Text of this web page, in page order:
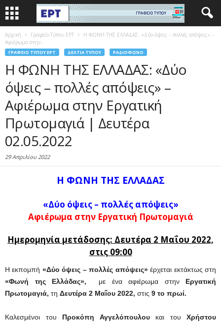
Αρχική Γραφείο Τύπου ΕΡΤ
Η ΦΩΝΗ ΤΗΣ ΕΛΛΑΔΑΣ: «Δύο όψεις – πολλές απόψεις» –
Αφιέρωμα στην...
ΓΡΑΦΕΊΟ ΤΎΠΟΥ ΕΡΤ ΔΕΛΤΊΑ ΤΎΠΟΥ ΡΑΔΙΌΦΩΝΟ
Η ΦΩΝΗ ΤΗΣ ΕΛΛΑΔΑΣ: «Δύο
όψεις – πολλές απόψεις» –
Αφιέρωμα στην Εργατική
Πρωτομαγιά | Δευτέρα
02.05.2022
29 Απριλίου 2022
Η ΦΩΝΗ ΤΗΣ ΕΛΛΑΔΑΣ
«Δύο όψεις – πολλές απόψεις»
Αφιέρωμα στην Εργατική Πρωτομαγιά
Ημερομηνία μετάδοσης: Δευτέρα 2 Μαΐου 2022,
στις 09:00
Η εκπομπή «Δύο όψεις – πολλές απόψεις»έρχεται εκτάκτως στη
«Φωνή της Ελλάδας», με ένα αφιέρωμα στην Εργατική
Πρωτομαγιά, τη Δευτέρα 2 Μαΐου 2022, στις 9 το πρωί.
Καλεσμένοι του Προκόπη Αγγελόπουλου και του Χρήστου